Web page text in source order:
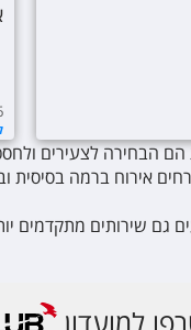
הבחירה לצעירים
גם שירותים מתקדמים
למועדון